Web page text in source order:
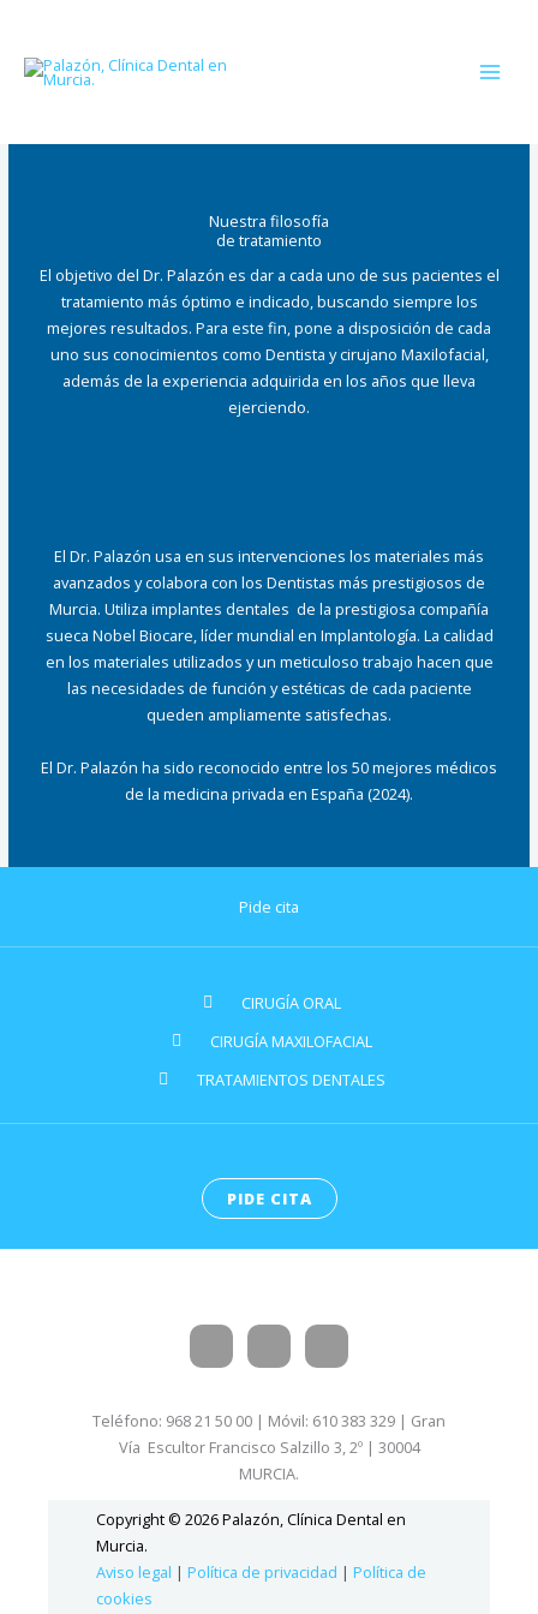
contenido
Nuestra filosofía
de tratamiento
El objetivo del Dr. Palazón es dar a cada uno de sus pacientes el
tratamiento más óptimo e indicado, buscando siempre los
mejores resultados. Para este fin, pone a disposición de cada
uno sus conocimientos como Dentista y cirujano Maxilofacial,
además de la experiencia adquirida en los años que lleva
ejerciendo.
El Dr. Palazón usa en sus intervenciones los materiales más
avanzados y colabora con los Dentistas más prestigiosos de
Murcia. Utiliza implantes dentales de la prestigiosa compañía
sueca Nobel Biocare, líder mundial en Implantología. La calidad
en los materiales utilizados y un meticuloso trabajo hacen que
las necesidades de función y estéticas de cada paciente
queden ampliamente satisfechas.
El Dr. Palazón ha sido reconocido entre los 50 mejores médicos
de la medicina privada en España (2024).
Pide cita
CIRUGÍA ORAL
CIRUGÍA MAXILOFACIAL
TRATAMIENTOS DENTALES
PIDE CITA
Teléfono: 968 21 50 00 | Móvil: 610 383 329 | Gran
Vía Escultor Francisco Salzillo 3, 2º | 30004
MURCIA.
Copyright © 2026 Palazón, Clínica Dental en
Murcia.
Aviso legal | Política de privacidad | Política de
cookies